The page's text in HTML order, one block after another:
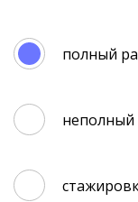
полный
неполный